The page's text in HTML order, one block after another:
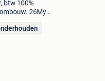
btw 100%
26My
gegevens: